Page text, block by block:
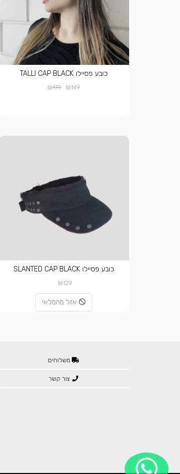
כובע פסיילו TALLI CAP BLACK
₪149
₪179
כובע פסיילו SLANTED CAP BLACK
₪129
אזל מהמלאי
משלוחים
צור קשר